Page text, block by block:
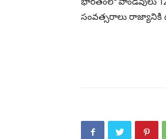
సంవత్సరాలు రాజ్యానికి